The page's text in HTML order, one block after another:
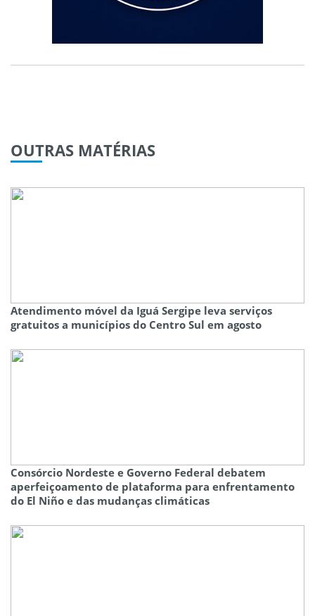
OUTRAS MATÉRIAS
Atendimento móvel da Iguá Sergipe leva serviços
gratuitos a municípios do Centro Sul em agosto
Consórcio Nordeste e Governo Federal debatem
aperfeiçoamento de plataforma para enfrentamento
do El Niño e das mudanças climáticas